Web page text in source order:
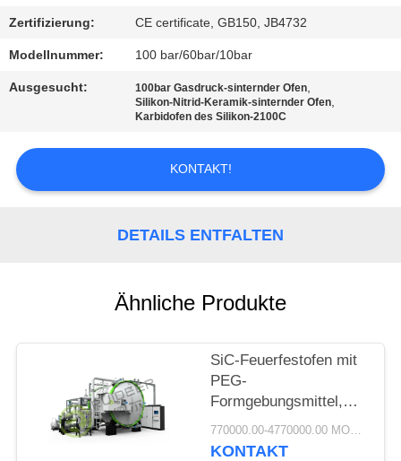
UNS
EIN
SITEMAP
DATENSCHUTZRICHTLINIE
Zertifizierung: CE certificate, GB150, JB4732
Modellnummer: 100 bar/60bar/10bar
Ausgesucht: 100bar Gasdruck-sinternder Ofen,
Silikon-Nitrid-Keramik-sinternder Ofen,
Karbidofen des Silikon-2100C
KONTAKT!
DETAILS ENTFALTEN
Ähnliche Produkte
SiC-Feuerfestofen mit
PEG-
Formgebungsmittel,
doppelwandigem
Stahlgehäuse und
770000.00-4770000.00 MOQ:1 Satz
KONTAKT